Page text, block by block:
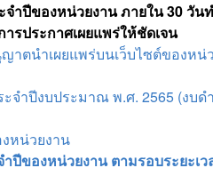
ำปีของหน่วยงาน ภายใน 30 วั
ประกาศเผยแพร่ให้ชัดเจน
ตนำเผยแพร่บนเว็บไซต์ของหน่
ำปีงบประมาณ พ.ศ. 2565 (งบด
หน่วยงาน
ของหน่วยงาน ตามรอบระยะเ